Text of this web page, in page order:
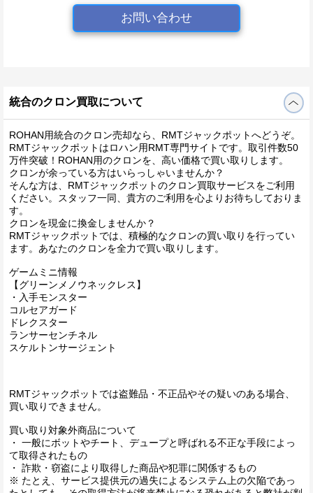
お問い合わせ
統合のクロン買取について
ROHAN用統合のクロン売却なら、RMTジャックポットへどうぞ。
RMTジャックポットはロハン用RMT専門サイトです。取引件数50
万件突破！ROHAN用のクロンを、高い価格で買い取りします。
クロンが余っている方はいらっしゃいませんか？
そんな方は、RMTジャックポットのクロン買取サービスをご利用
ください。スタッフ一同、貴方のご利用を心よりお待ちしておりま
す。
クロンを現金に換金しませんか？
RMTジャックポットでは、積極的なクロンの買い取りを行ってい
ます。あなたのクロンを全力で買い取りします。
ゲームミニ情報
【グリーンメノウネックレス】
・入手モンスター
コルセアガード
ドレクスター
ランサーセンチネル
スケルトンサージェント
RMTジャックポットでは盗難品・不正品やその疑いのある場合、
買い取りできません。
買い取り対象外商品について
・ 一般にボットやチート、デュープと呼ばれる不正な手段によっ
て取得されたもの
・ 詐欺・窃盗により取得した商品や犯罪に関係するもの
※ たとえ、サービス提供元の過失によるシステム上の欠陥であっ